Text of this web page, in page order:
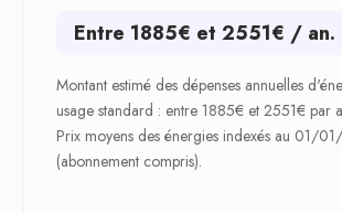
Entre 1885€ et 2551€ / an.
Montant estimé des dépenses annuelles
usage standard : entre 1885€ et 2551€ par
Prix moyens des énergies indexés au 01/
(abonnement compris).